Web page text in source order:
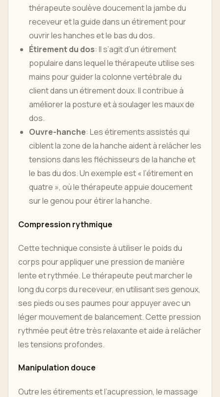
thérapeute soulève doucement la jambe du
receveur et la guide dans un étirement pour
ouvrir les hanches et le bas du dos.
Étirement du dos: Il s’agit d’un étirement
populaire dans lequel le thérapeute utilise ses
mains pour guider la colonne vertébrale du
client dans un étirement doux. Il contribue à
améliorer la posture et à soulager les maux de
dos.
Ouvre-hanche: Les étirements assistés qui
ciblent la zone de la hanche aident à relâcher les
tensions dans les fléchisseurs de la hanche et
le bas du dos. Un exemple est « l’étirement en
quatre », où le thérapeute appuie doucement
sur le genou pour étirer la hanche.
Compression rythmique
Cette technique consiste à utiliser le poids du
corps pour appliquer une pression de manière
lente et rythmée. Le thérapeute peut marcher le
long du corps du receveur, en utilisant ses genoux,
ses pieds ou ses paumes pour appuyer avec un
léger mouvement de balancement. Cette pression
rythmée peut être très relaxante et aide à relâcher
les tensions profondes.
Manipulation douce
Outre les étirements et l’acupression, le massage